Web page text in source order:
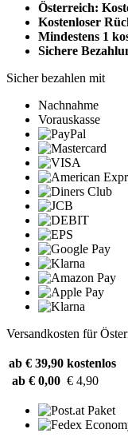
Österreich:
Kostenloser
Mindestens 1
Sichere
Sicher bezahlen mit
Nachnahme
Vorauskasse
Versandkosten für
ab € 39,90 kostenlos
ab € 0,00 € 4,90